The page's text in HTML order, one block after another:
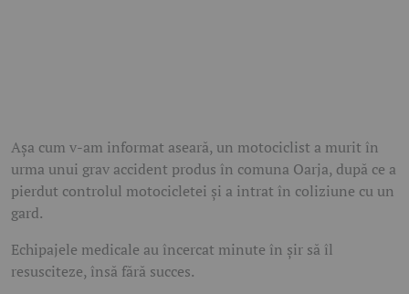
Așa cum v-am informat aseară, un motociclist a murit în
urma unui grav accident produs în comuna Oarja, după ce a
pierdut controlul motocicletei și a intrat în coliziune cu un
gard.
Echipajele medicale au încercat minute în șir să îl
resusciteze, însă fără succes.